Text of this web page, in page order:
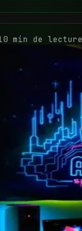
min de lecture